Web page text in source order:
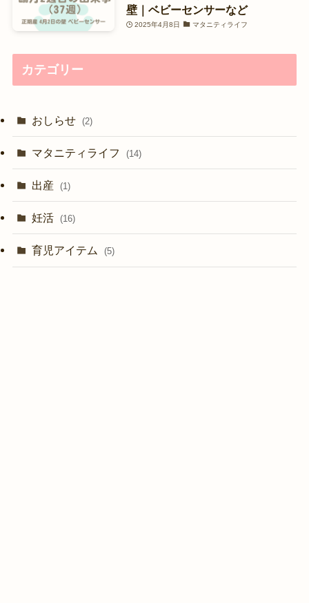
壁｜ベビーセンサーなど
2025年4月8日 マタニティライフ
カテゴリー
おしらせ (2)
マタニティライフ (14)
出産 (1)
妊活 (16)
育児アイテム (5)